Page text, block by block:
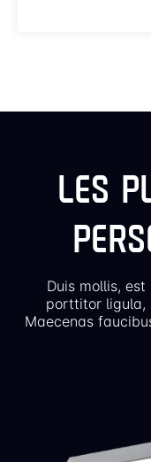
LES
Duis mollis,
porttitor ligula,
Maecenas